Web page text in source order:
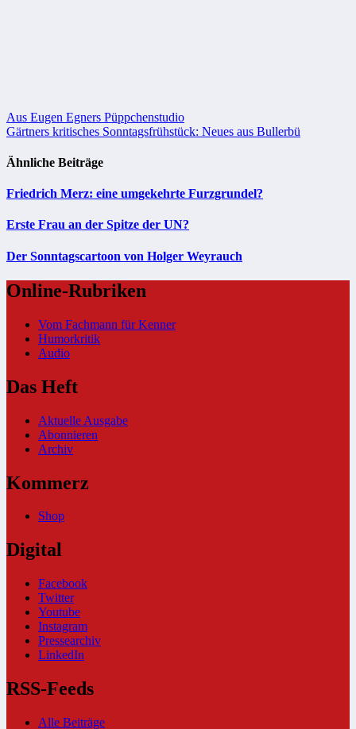
Beitragsnavigation
Aus Eugen Egners Püppchenstudio
Gärtners kritisches Sonntagsfrühstück: Neues aus Bullerbü
Ähnliche Beiträge
Friedrich Merz: eine umgekehrte Furzgrundel?
Erste Frau an der Spitze der UN?
Der Sonntagscartoon von Holger Weyrauch
Online-Rubriken
Vom Fachmann für Kenner
Humorkritik
Audio
Das Heft
Aktuelle Ausgabe
Abonnieren
Archiv
Kommerz
Shop
Digital
Facebook
Twitter
Youtube
Instagram
Pressearchiv
LinkedIn
RSS-Feeds
Alle Beiträge